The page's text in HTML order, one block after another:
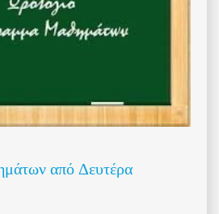
από Δευτέρα